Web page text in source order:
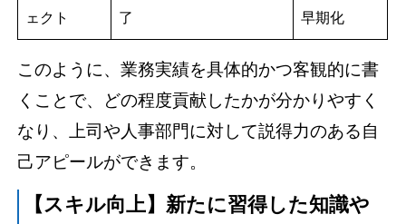
ェクト
了
早期化
このように、業務実績を具体的かつ客観的に書
くことで、どの程度貢献したかが分かりやすく
なり、上司や人事部門に対して説得力のある自
己アピールができます。
【スキル向上】新たに習得した知識や